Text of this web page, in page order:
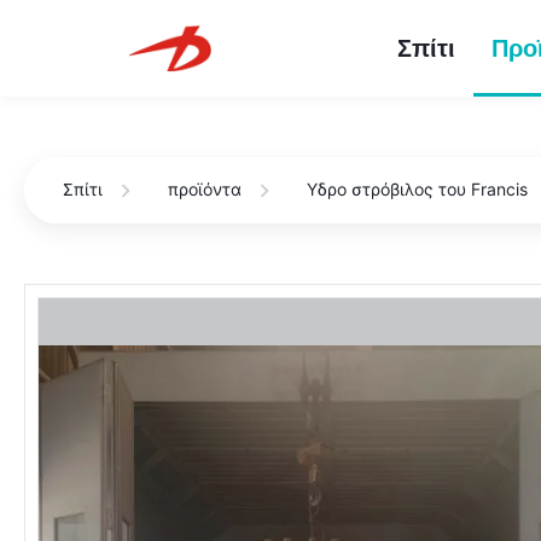
Σπίτι
Σπίτι προϊόντα Υδρο στρόβιλος του Francis